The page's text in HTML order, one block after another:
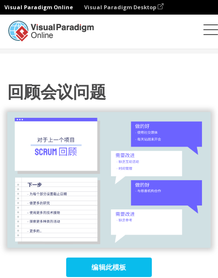
Visual Paradigm Online Visual Paradigm Desktop
回顾会议问题
编辑此模板